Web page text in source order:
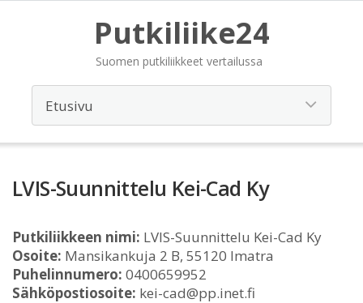
Putkiliike24
Suomen putkiliikkeet vertailussa
LVIS-Suunnittelu Kei-Cad Ky
Putkiliikkeen nimi: LVIS-Suunnittelu Kei-Cad Ky
Osoite: Mansikankuja 2 B, 55120 Imatra
Puhelinnumero: 0400659952
Sähköpostiosoite: kei-cad@pp.inet.fi